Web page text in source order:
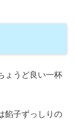
ょうど良い一杯
餡子ずっしりの